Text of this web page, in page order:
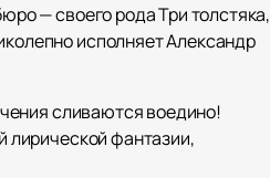
— своего рода Три толстяка,
исполняет Александр
сливаются воедино!
лирической фантазии,